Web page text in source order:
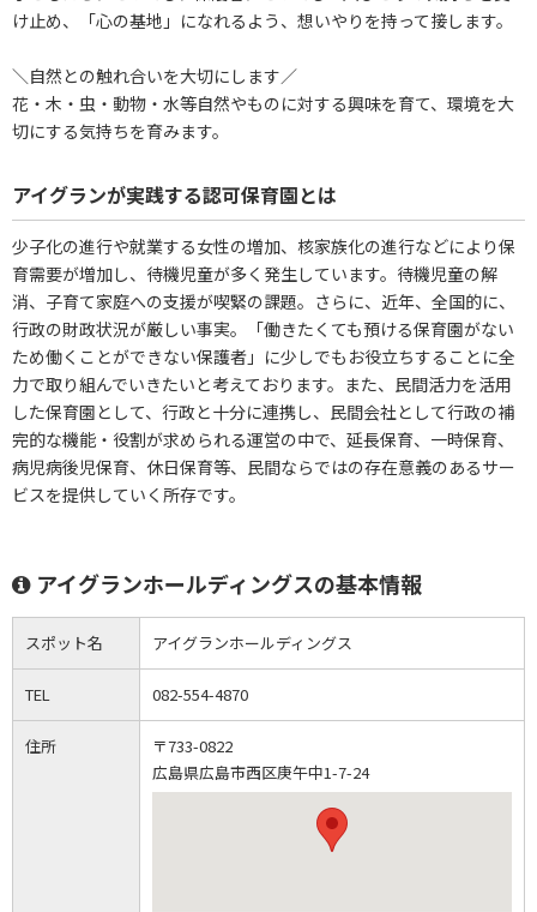
け止め、「心の基地」になれるよう、想いやりを持って接します。
＼自然との触れ合いを大切にします／
花・木・虫・動物・水等自然やものに対する興味を育て、環境を大
切にする気持ちを育みます。
アイグランが実践する認可保育園とは
少子化の進行や就業する女性の増加、核家族化の進行などにより保
育需要が増加し、待機児童が多く発生しています。待機児童の解
消、子育て家庭への支援が喫緊の課題。さらに、近年、全国的に、
行政の財政状況が厳しい事実。「働きたくても預ける保育園がない
ため働くことができない保護者」に少しでもお役立ちすることに全
力で取り組んでいきたいと考えております。また、民間活力を活用
した保育園として、行政と十分に連携し、民間会社として行政の補
完的な機能・役割が求められる運営の中で、延長保育、一時保育、
病児病後児保育、休日保育等、民間ならではの存在意義のあるサー
ビスを提供していく所存です。
アイグランホールディングスの基本情報
スポット名 アイグランホールディングス
TEL 082-554-4870
住所
〒733-0822
広島県広島市西区庚午中1-7-24